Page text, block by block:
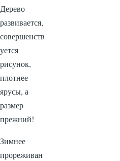
Дерево
развивается,
совершенств
уется
рисунок,
плотнее
ярусы, а
размер
прежний!
Зимнее
прореживан